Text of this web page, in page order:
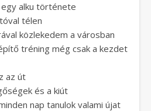
alku története
télen
közlekedem a városban
tréning még csak a kezdet
az út
és a kiút
nap tanulok valami újat